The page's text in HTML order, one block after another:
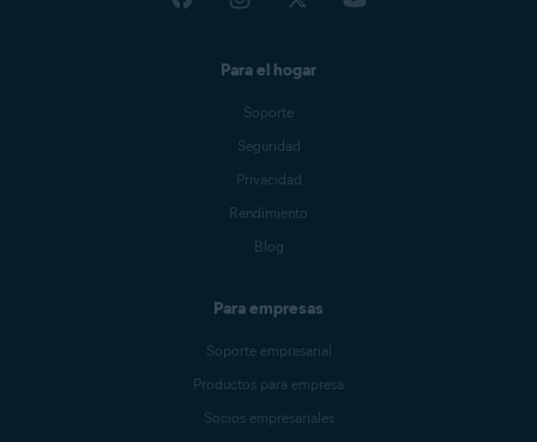
Para el hogar
Soporte
Seguridad
Privacidad
Rendimiento
Blog
Para empresas
Soporte empresarial
Productos para empresa
Socios empresariales